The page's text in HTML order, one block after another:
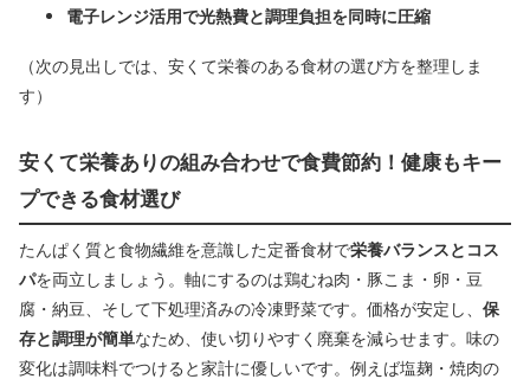
電子レンジ活用で光熱費と調理負担を同時に圧縮
（次の見出しでは、安くて栄養のある食材の選び方を整理しま
す）
安くて栄養ありの組み合わせで食費節約！健康もキー
プできる食材選び
たんぱく質と食物繊維を意識した定番食材で栄養バランスとコス
パを両立しましょう。軸にするのは鶏むね肉・豚こま・卵・豆
腐・納豆、そして下処理済みの冷凍野菜です。価格が安定し、 保
存と調理が簡単なため、使い切りやすく廃棄を減らせます。味の
変化は調味料でつけると家計に優しいです。例えば塩麹・焼肉の